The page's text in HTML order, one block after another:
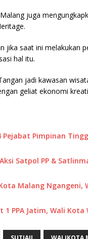
juga
jika saat ini melakukan
hal itu.
jadi kawasan
geliat ekonomi
Pimpinan
Satpol PP &
Malang Ngangeni,
PPA Jatim, Wali